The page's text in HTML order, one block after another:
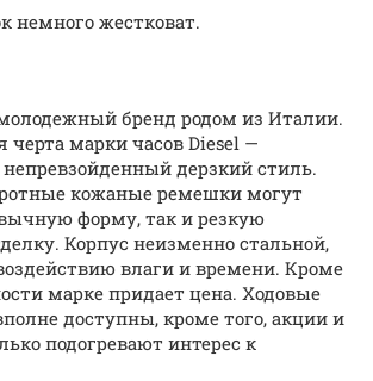
немного жестковат.
бренд родом из Италии.
черта марки часов Diesel —
дерзкий стиль.
кожаные ремешки могут
форму, так и резкую
Корпус неизменно стальной,
влаги и времени. Кроме
марке придает цена. Ходовые
доступны, кроме того, акции и
подогревают интерес к